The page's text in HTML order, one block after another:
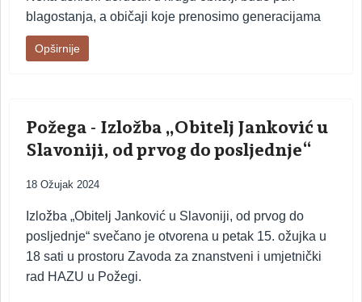
blagostanja, a običaji koje prenosimo generacijama
Opširnije
Požega - Izložba „Obitelj Janković u
Slavoniji, od prvog do posljednje“
18 Ožujak 2024
Izložba „Obitelj Janković u Slavoniji, od prvog do
posljednje“ svečano je otvorena u petak 15. ožujka u
18 sati u prostoru Zavoda za znanstveni i umjetnički
rad HAZU u Požegi.